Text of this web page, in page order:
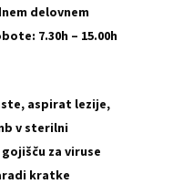
delovnem
7.30h – 15.00h
aspirat lezije,
v sterilni
za viruse
kratke